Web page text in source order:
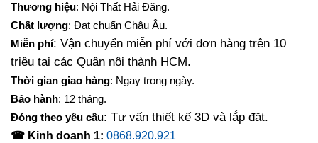
là:
3,000,000₫.
2,300,000₫.
Thương hiệu: Nội Thất Hải Đăng.
Chất lượng: Đạt chuẩn Châu Âu.
Miễn phí: Vận chuyển miễn phí với đơn hàng trên 10
triệu tại các Quận nội thành HCM.
Thời gian giao hàng: Ngay trong ngày.
Bảo hành: 12 tháng.
Đóng theo yêu cầu: Tư vấn thiết kế 3D và lắp đặt.
☎ Kinh doanh 1: 0868.920.921